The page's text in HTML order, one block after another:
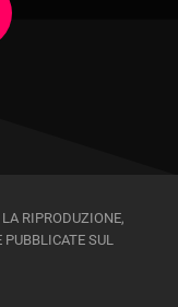
RIPRODUZIONE,
SUL